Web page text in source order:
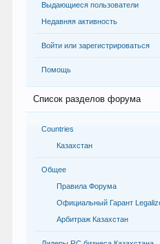
Выдающиеся пользователи
Недавняя активность
Войти или зарегистрироваться
Помощь
Список разделов форума
Countries
Казахстан
Общее
Правила Форума
Официальный Гарант
Арбитраж Казахстан